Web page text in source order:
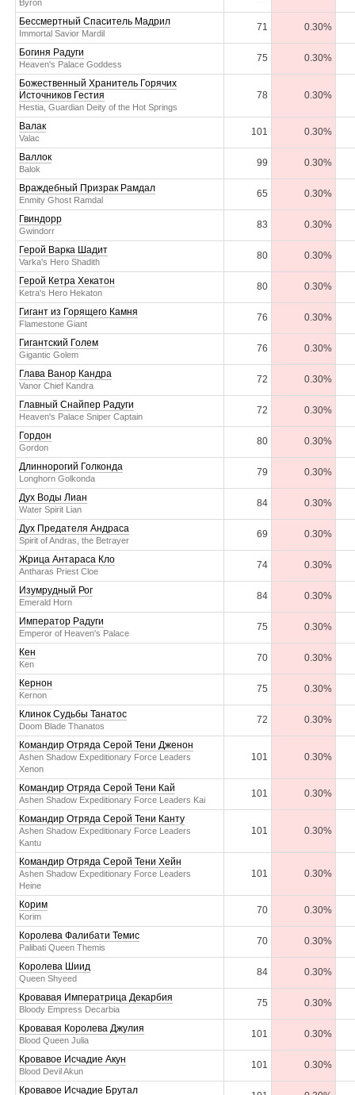
Byron
Бессмертный Спаситель Мадрил
Immortal Savior Mardil
71 0.30%
Богиня Радуги
Heaven's Palace Goddess
75 0.30%
Божественный Хранитель Горячих
Источников Гестия
Hestia, Guardian Deity of the Hot Springs
78 0.30%
Валак
Valac
101 0.30%
Валлок
Balok
99 0.30%
Враждебный Призрак Рамдал
Enmity Ghost Ramdal
65 0.30%
Гвиндорр
Gwindorr
83 0.30%
Герой Варка Шадит
Varka's Hero Shadith
80 0.30%
Герой Кетра Хекатон
Ketra's Hero Hekaton
80 0.30%
Гигант из Горящего Камня
Flamestone Giant
76 0.30%
Гигантский Голем
Gigantic Golem
76 0.30%
Глава Ванор Кандра
Vanor Chief Kandra
72 0.30%
Главный Снайпер Радуги
Heaven's Palace Sniper Captain
72 0.30%
Гордон
Gordon
80 0.30%
Длиннорогий Голконда
Longhorn Golkonda
79 0.30%
Дух Воды Лиан
Water Spirit Lian
84 0.30%
Дух Предателя Андраса
Spirit of Andras, the Betrayer
69 0.30%
Жрица Антараса Кло
Antharas Priest Cloe
74 0.30%
Изумрудный Рог
Emerald Horn
84 0.30%
Император Радуги
Emperor of Heaven's Palace
75 0.30%
Кен
Ken
70 0.30%
Кернон
Kernon
75 0.30%
Клинок Судьбы Танатос
Doom Blade Thanatos
72 0.30%
Командир Отряда Серой Тени Дженон
Ashen Shadow Expeditionary Force Leaders
Xenon
101 0.30%
Командир Отряда Серой Тени Кай
Ashen Shadow Expeditionary Force Leaders Kai
101 0.30%
Командир Отряда Серой Тени Канту
Ashen Shadow Expeditionary Force Leaders
Kantu
101 0.30%
Командир Отряда Серой Тени Хейн
Ashen Shadow Expeditionary Force Leaders
Heine
101 0.30%
Корим
Korim
70 0.30%
Королева Фалибати Темис
Palibati Queen Themis
70 0.30%
Королева Шиид
Queen Shyeed
84 0.30%
Кровавая Императрица Декарбия
Bloody Empress Decarbia
75 0.30%
Кровавая Королева Джулия
Blood Queen Julia
101 0.30%
Кровавое Исчадие Акун
Blood Devil Akun
101 0.30%
Кровавое Исчадие Брутал